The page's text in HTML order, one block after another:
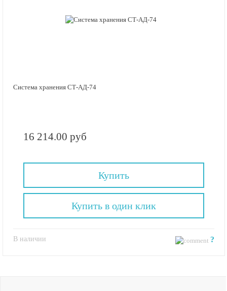
Система хранения СТ-АД-74
16 214.00 руб
Купить
В наличии ?
Купить в один клик